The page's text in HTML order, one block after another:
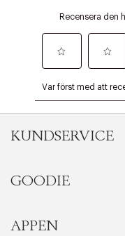
KUNDSERVICE
Onlineköp
Orderstatus
GOODIE
Förmåner
APPEN